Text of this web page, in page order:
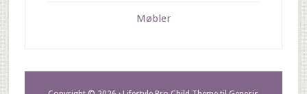
Møbler